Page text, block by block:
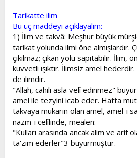
Tarikatte ilim
Bu üç maddeyi açıklayalım:
1) İlim ve takvâ: Meşhur büyük
tarikat yolunda ilmi öne almışlardır.
çıkılmaz; çıkan yolu sapıtabilir. İlim,
kuvvetli ışıktır. İlimsiz amel
de ilimdir.
"Allah, cahili asla velî edinmez"
amel ile tezyini icab eder. Hatta
takvaya mukarin olan amel, amel-i
nazm-ı celîlinde, mealen:
"Kulları arasında ancak alim ve arif
ta'zim ederler"3 buyurmuştur.